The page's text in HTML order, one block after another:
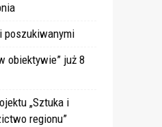
poszukiwanymi
obiektywie” już 8
„Sztuka i
regionu”